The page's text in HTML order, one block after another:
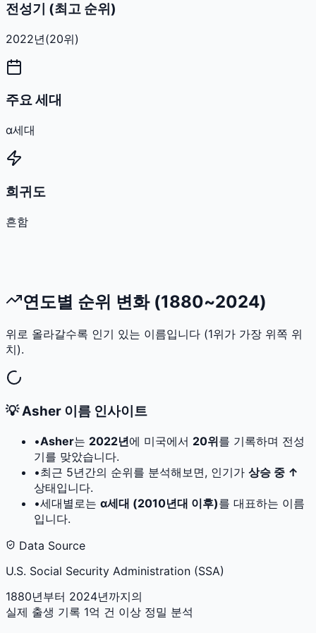
전성기 (최고 순위)
2022년(20위)
주요 세대
α세대
희귀도
흔함
연도별 순위 변화 (1880~2024)
위로 올라갈수록 인기 있는 이름입니다 (1위가 가장 위쪽 위
치).
💡Asher 이름 인사이트
•Asher는 2022년에 미국에서 20위를 기록하며 전성
기를 맞았습니다.
•최근 5년간의 순위를 분석해보면, 인기가 상승 중 ↑
상태입니다.
•세대별로는 α세대 (2010년대 이후)를 대표하는 이름
입니다.
Data Source
U.S. Social Security Administration (SSA)
1880년부터 2024년까지의
실제 출생 기록 1억 건 이상 정밀 분석